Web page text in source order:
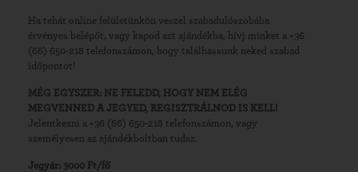
Ha tehát online felületünkön veszel szabadulószobába
érvényes belépőt, vagy kapod azt ajándékba, hívj minket a +36
(66) 650-218 telefonszámon, hogy találhassunk neked szabad
időpontot!
MÉG EGYSZER: NE FELEDD, HOGY NEM ELÉG
MEGVENNED A JEGYED, REGISZTRÁLNOD IS KELL!
Jelentkezni a +36 (66) 650-218 telefonszámon, vagy
személyesen az ajándékboltban tudsz.
Jegyár: 3000 Ft/fő